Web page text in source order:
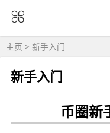
主页 > 新手入门
新手入门
币圈新